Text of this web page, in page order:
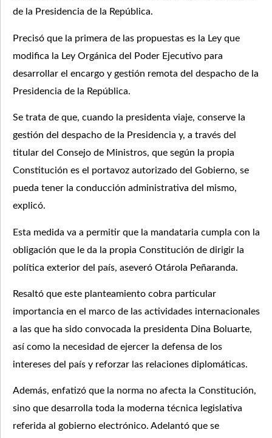
de la Presidencia de la República.
Precisó que la primera de las propuestas es la Ley que
modifica la Ley Orgánica del Poder Ejecutivo para
desarrollar el encargo y gestión remota del despacho de la
Presidencia de la República.
Se trata de que, cuando la presidenta viaje, conserve la
gestión del despacho de la Presidencia y, a través del
titular del Consejo de Ministros, que según la propia
Constitución es el portavoz autorizado del Gobierno, se
pueda tener la conducción administrativa del mismo,
explicó.
Esta medida va a permitir que la mandataria cumpla con la
obligación que le da la propia Constitución de dirigir la
política exterior del país, aseveró Otárola Peñaranda.
Resaltó que este planteamiento cobra particular
importancia en el marco de las actividades internacionales
a las que ha sido convocada la presidenta Dina Boluarte,
así como la necesidad de ejercer la defensa de los
intereses del país y reforzar las relaciones diplomáticas.
Además, enfatizó que la norma no afecta la Constitución,
sino que desarrolla toda la moderna técnica legislativa
referida al gobierno electrónico. Adelantó que se